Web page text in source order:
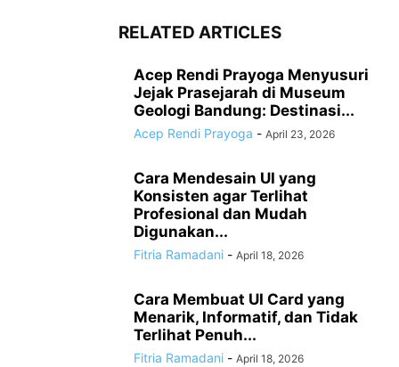
RELATED ARTICLES
Acep Rendi Prayoga Menyusuri
Jejak Prasejarah di Museum
Geologi Bandung: Destinasi...
Acep Rendi Prayoga - April 23, 2026
Cara Mendesain UI yang
Konsisten agar Terlihat
Profesional dan Mudah
Digunakan...
Fitria Ramadani - April 18, 2026
Cara Membuat UI Card yang
Menarik, Informatif, dan Tidak
Terlihat Penuh...
Fitria Ramadani - April 18, 2026